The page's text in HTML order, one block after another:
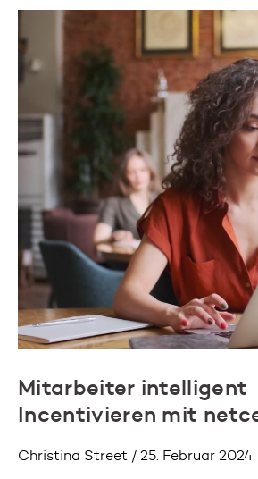
Mitarbeiter intelligent
Incentivieren mit
Christina Street / 25. Februar 2024